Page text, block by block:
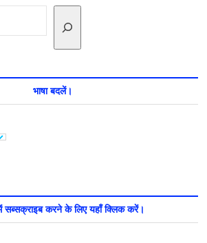
भाषा बदलें।
सब्सक्राइब करने के लिए यहाँ क्लिक करें।